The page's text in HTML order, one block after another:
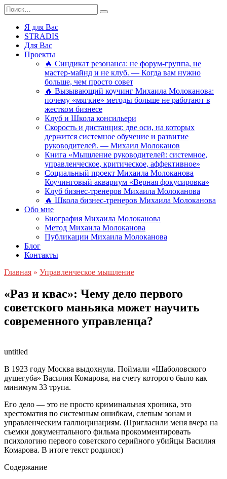
Перейти
к
содержанию
Search
for:
Я для Вас
STRADIS
Для Вас
Проекты
🔥 Синдикат резонанса: не форум-группа, не
мастер-майнд и не клуб. — Когда вам нужно
больше, чем просто совет
🔥 Вызывающий коучинг Михаила Молоканова:
почему «мягкие» методы больше не работают в
жестком бизнесе
Клуб и Школа консильери
Скорость и дистанция: две оси, на которых
держится системное обучение и развитие
руководителей. — Михаил Молоканов
Книга «Мышление руководителей: системное,
управленческое, критическое, аффективное»
Социальный проект Михаила Молоканова
Коучинговый аквариум «Верная фокусировка»
Клуб бизнес-тренеров Михаила Молоканова
🔥 Школа бизнес-тренеров Михаила Молоканова
Обо мне
Биография Михаила Молоканова
Метод Михаила Молоканова
Публикации Михаила Молоканова
Блог
Контакты
Главная » Управленческое мышление
«Раз и квас»: Чему дело первого
советского маньяка может научить
современного управленца?
untitled
В 1923 году Москва выдохнула. Поймали «Шаболовского
душегуба» Василия Комарова, на счету которого было как
минимум 33 трупа.
Его дело — это не просто криминальная хроника, это
хрестоматия по системным ошибкам, слепым зонам и
управленческим галлюцинациям. (Пригласили меня вчера на
съемки документального фильма прокомментировать
психологию первого советского серийного убийцы Василия
Комарова. В итоге текст родился:)
Содержание